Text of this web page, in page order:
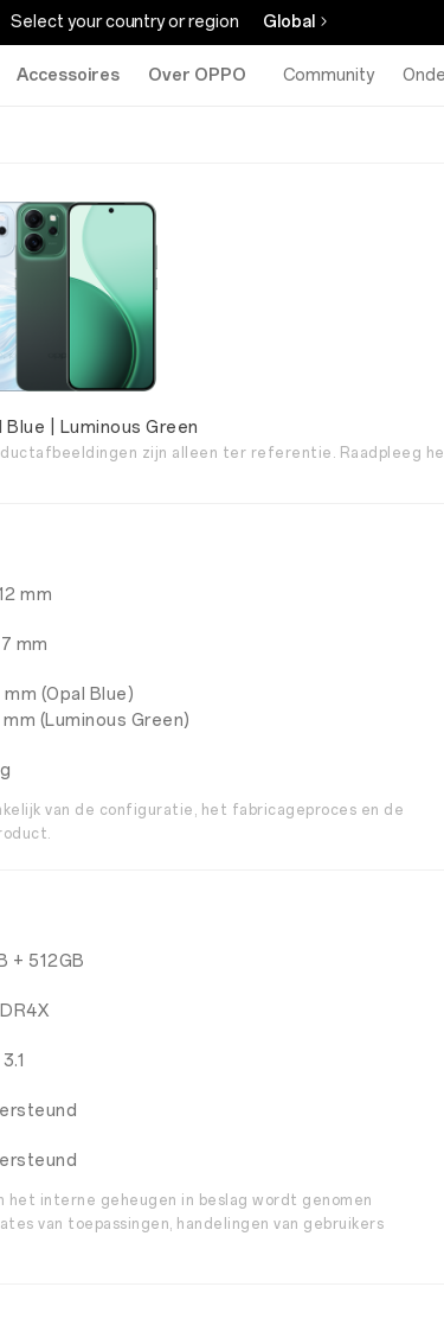
Select your country or region Global
Accessoires Over OPPO Community
Blue | Luminous Green
zijn alleen ter referentie. Raadpleeg
mm
mm
mm (Opal Blue)
mm (Luminous Green)
van de configuratie, het fabricageproces en de
+ 512GB
het interne geheugen in beslag wordt genomen
van toepassingen, handelingen van gebruikers